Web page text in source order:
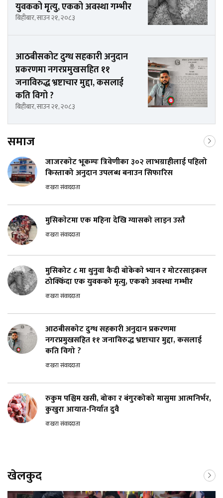
युवकको मृत्यु, एकको अवस्था गम्भीर
बिहीबार, साउन २१, २०८३
आठबीसकोट दुग्ध सहकारी अनुदान
प्रकरणमा नगरप्रमुखसहित ११
जनाविरुद्ध भ्रष्टाचार मुद्दा, कसलाई
कति विगो ?
बिहीबार, साउन २१, २०८३
समाज
जाजरकाेट भूकम्पः त्रिवेणीका ३०२ लाभग्राहीलाई पहिलो
किस्ताको अनुदान उपलब्ध बनाउन सिफारिस
कखरा संवाददाता
मुसिकाेटमा एक महिना देखि ग्यासको लाइन उस्तै
कखरा संवाददाता
मुसिकोट ८ मा थुनुवा कैदी बाेकेकाे भ्यान र मोटरसाइकल
ठोक्किँदा एक युवकको मृत्यु, एकको अवस्था गम्भीर
कखरा संवाददाता
आठबीसकोट दुग्ध सहकारी अनुदान प्रकरणमा
नगरप्रमुखसहित ११ जनाविरुद्ध भ्रष्टाचार मुद्दा, कसलाई
कति विगो ?
कखरा संवाददाता
रुकुम पश्चिम खसी, बोका र बंगुरकोको मासुमा आत्मनिर्भर,
कुखुरा आयात-निर्यात दुवै
कखरा संवाददाता
खेलकुद